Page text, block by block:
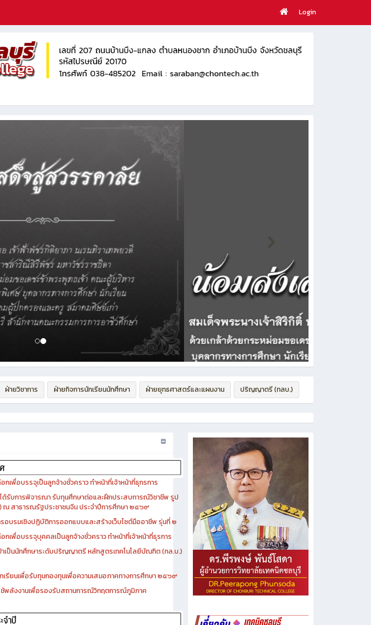
Login
เพื่อบรรจุเป็นลูกจ้างชั่วคราว ทำหน้าที่เจ้าหน้าที่ธุกรการ
ด้รับการพิจารณา รับทุนศึกษาต่อและฝึกประสบการณ์วิชาชีพ รูป
สาธารณรัฐประชาชนจีน ประจำปีการศึกษา ๒๕๖๙
อบรมเชิงปฏิบัติการออกแบบและสร้างเว็บไซต์มืออาชีพ รุ่นที่ ๒
เพื่อบรรจุบุคคลเป็นลูกจ้างชั่วคราว ทำหน้าที่เจ้าหน้าที่ธุรการ
เป็นนักศึกษาระดับปริญญาตรี หลักสูตรเทคโนโลยีบัณฑิต (ทล.บ.)
เรียนเพื่อรับทุนกองทุนเพื่อความเสมอภาคทางการศึกษา ๒๕๖๙